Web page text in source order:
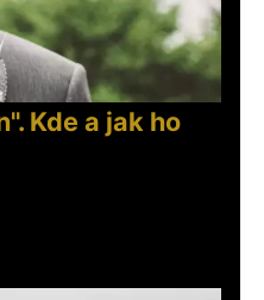
Kde a jak ho